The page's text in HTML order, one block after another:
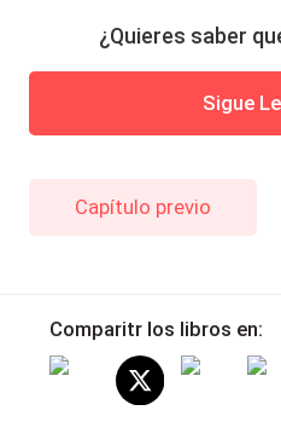
¿Quieres saber
Sigue
Capítulo previo
Comparitr los libros en: